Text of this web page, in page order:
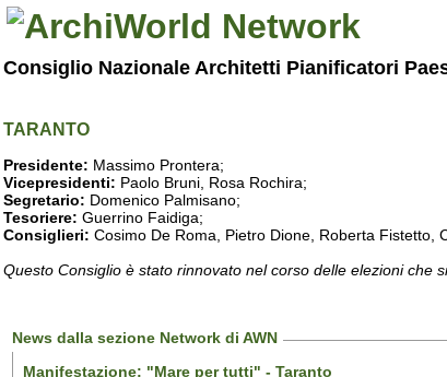
Consiglio Nazionale Architetti Pianificatori
TARANTO
Presidente: Massimo Prontera;
Vicepresidenti: Paolo Bruni, Rosa Rochira;
Segretario: Domenico Palmisano;
Tesoriere: Guerrino Faidiga;
Consiglieri: Cosimo De Roma, Pietro Dione, Roberta Fistetto,
Questo Consiglio è stato rinnovato nel corso delle elezioni che
News dalla sezione Network di AWN
Manifestazione: "Mare per tutti" - Taranto